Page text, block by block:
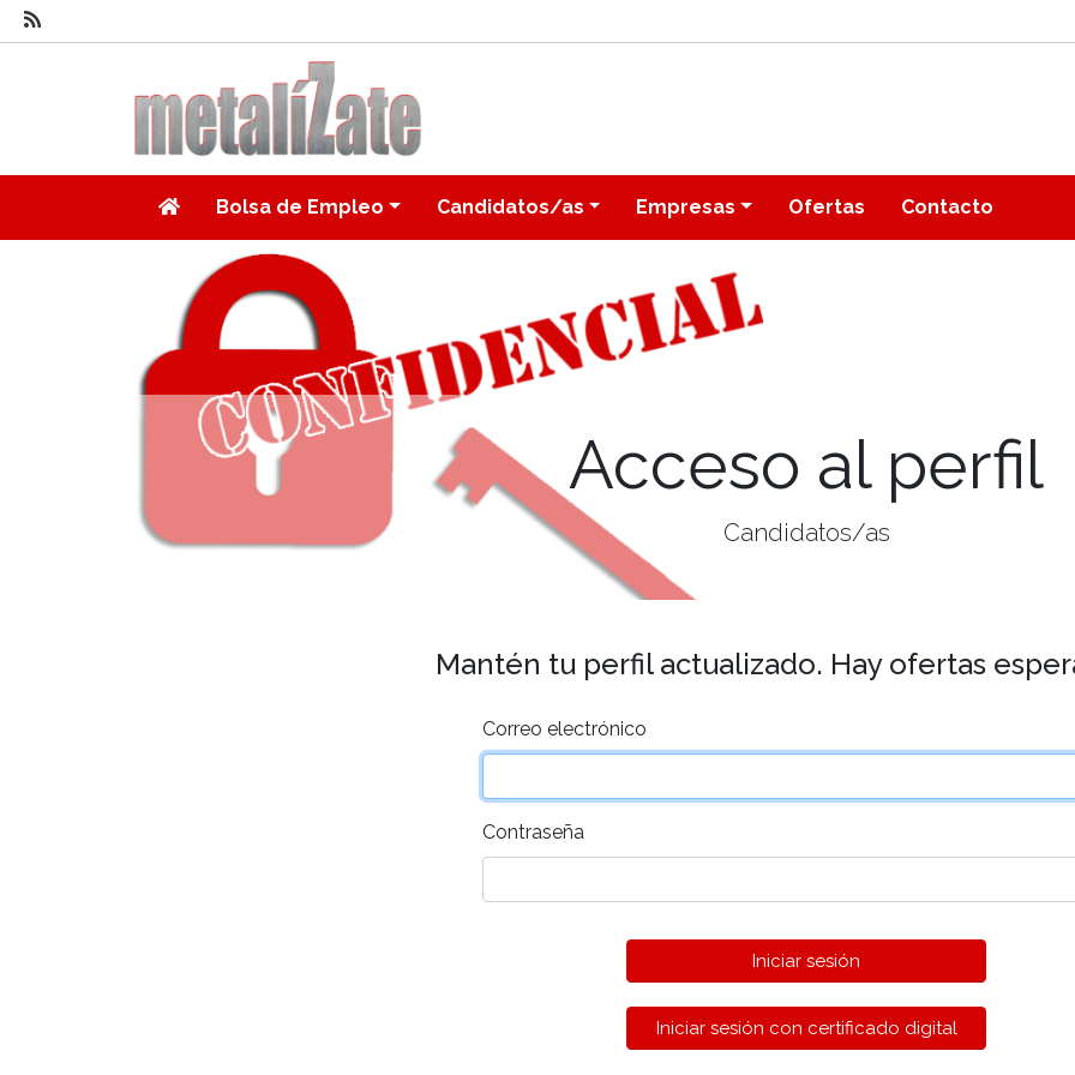
Bolsa de Empleo Candidatos/as Empresas Ofertas Contacto
Acceso al perfil
Candidatos/as
Mantén tu perfil actualizado. Hay ofertas
Correo electrónico
Contraseña